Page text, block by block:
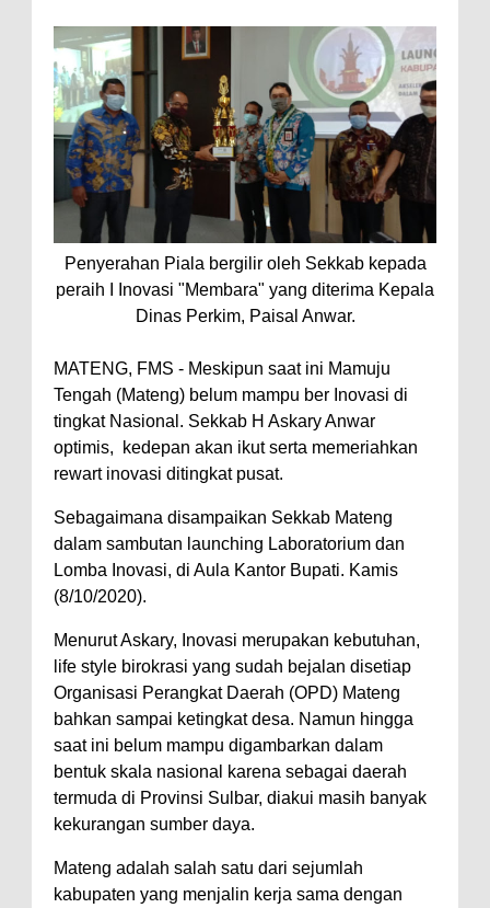
Penyerahan Piala bergilir oleh Sekkab kepada
peraih I Inovasi "Membara" yang diterima Kepala
Dinas Perkim, Paisal Anwar.
MATENG, FMS - Meskipun saat ini Mamuju
Tengah (Mateng) belum mampu ber Inovasi di
tingkat Nasional. Sekkab H Askary Anwar
optimis, kedepan akan ikut serta memeriahkan
rewart inovasi ditingkat pusat.
Sebagaimana disampaikan Sekkab Mateng
dalam sambutan launching Laboratorium dan
Lomba Inovasi, di Aula Kantor Bupati. Kamis
(8/10/2020).
Menurut Askary, Inovasi merupakan kebutuhan,
life style birokrasi yang sudah bejalan disetiap
Organisasi Perangkat Daerah (OPD) Mateng
bahkan sampai ketingkat desa. Namun hingga
saat ini belum mampu digambarkan dalam
bentuk skala nasional karena sebagai daerah
termuda di Provinsi Sulbar, diakui masih banyak
kekurangan sumber daya.
Mateng adalah salah satu dari sejumlah
kabupaten yang menjalin kerja sama dengan